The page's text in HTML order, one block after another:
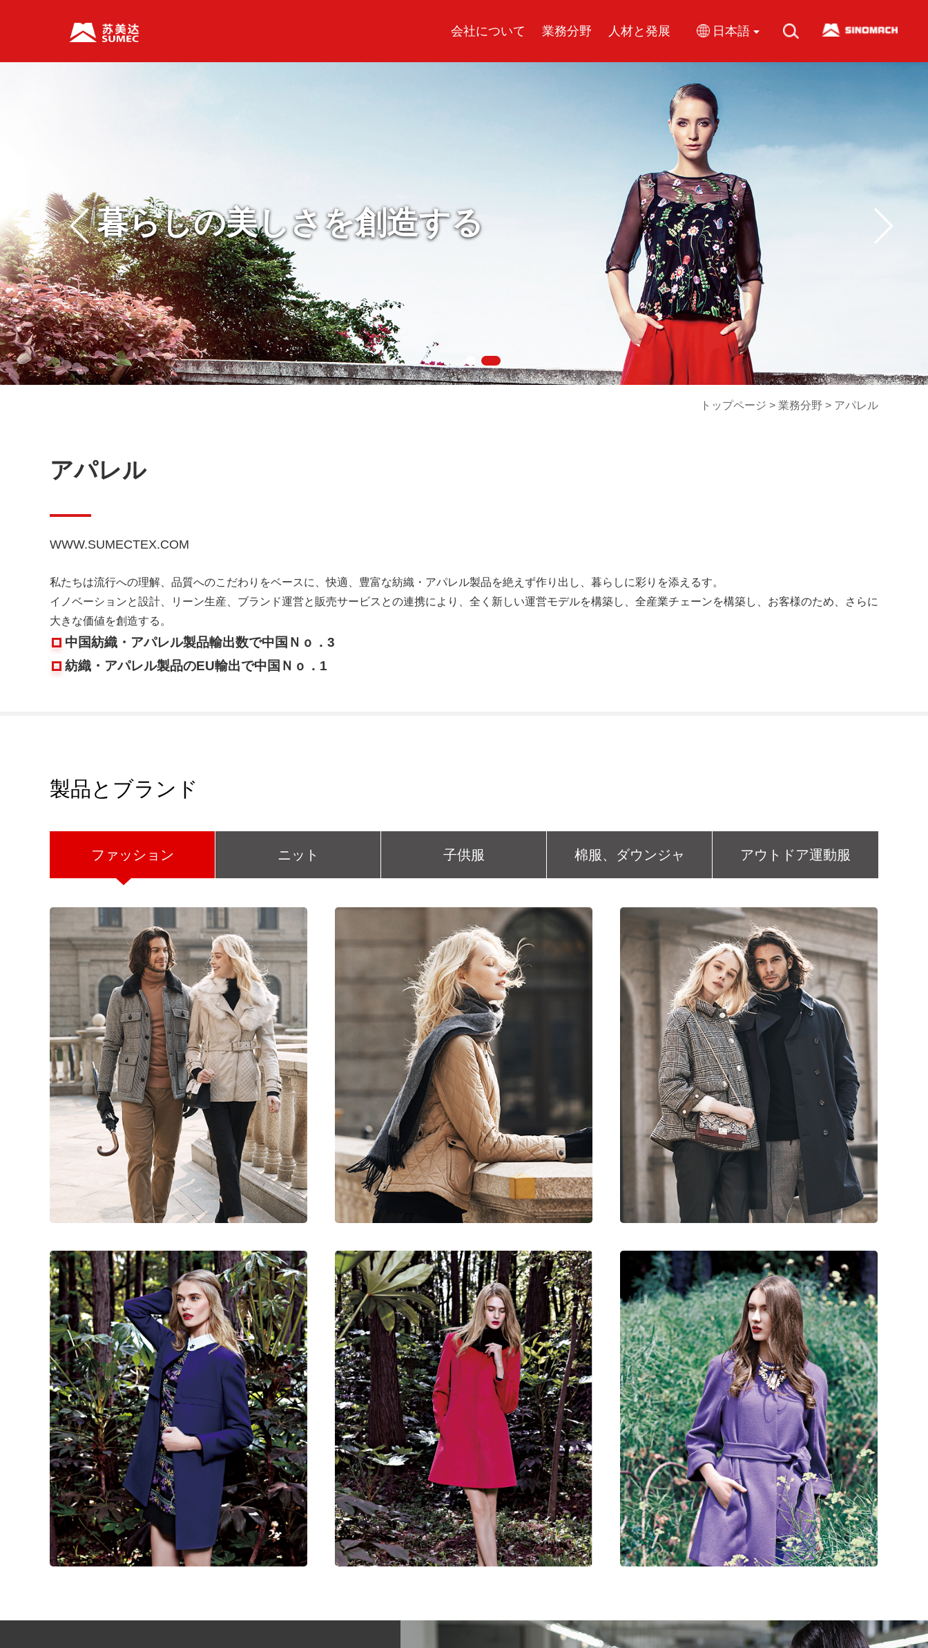
会社について 業務分野 人材と発展 日本語
暮らしの美しさを創造する
トップページ > 業務分野 > アパレル
アパレル
WWW.SUMECTEX.COM
私たちは流行への理解、品質へのこだわりをベースに、快適、豊富な紡織・アパレル製品を絶えず作り出し、暮らしに彩りを添えるす。
イノベーションと設計、リーン生産、ブランド運営と販売サービスとの連携により、全く新しい運営モデルを構築し、全産業チェーンを構築し、お客様のため、さらに
大きな価値を創造する。
中国紡織・アパレル製品輸出数で中国Ｎｏ．3
紡織・アパレル製品のEU輸出で中国Ｎｏ．1
製品とブランド
ファッション ニット 子供服 棉服、ダウンジャ アウトドア運動服